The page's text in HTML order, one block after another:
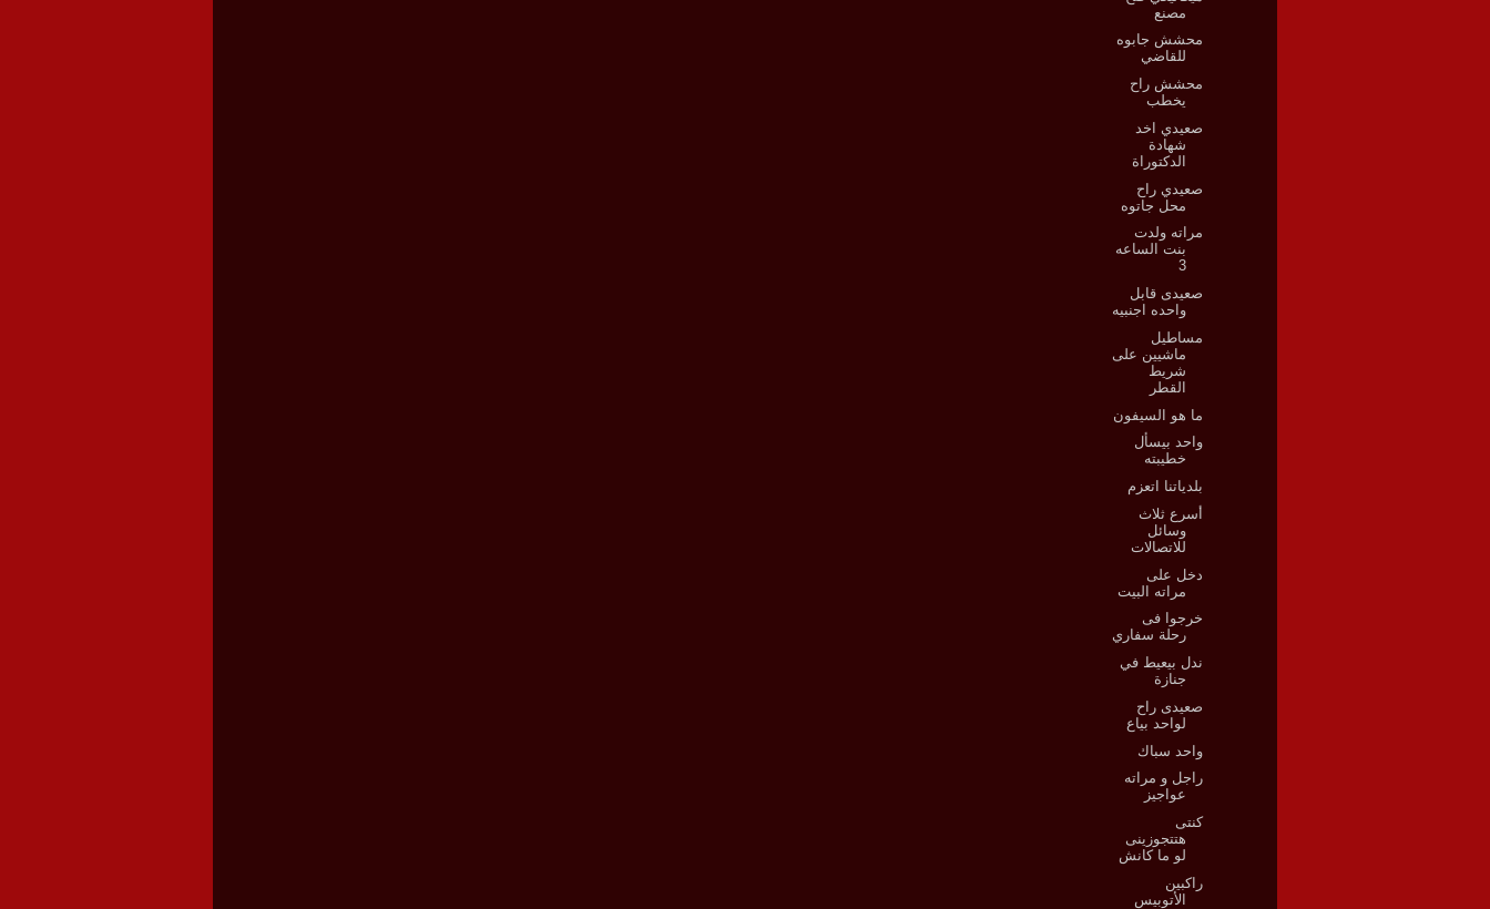
مصنع
محشش جابوه
للقاضي
محشش راح
يخطب
صعيدي اخد
شهادة
الدكتوراة
صعيدي راح
محل جاتوه
مراته ولدت
بنت الساعه
3
صعيدى قابل
واحده اجنبيه
مساطيل
ماشيين على
شريط
القطر
ما هو السيفون
واحد بيسأل
خطيبته
بلدياتنا اتعزم
أسرع ثلاث
وسائل
للاتصالات
دخل على
مراته البيت
خرجوا فى
رحلة سفاري
ندل بيعيط في
جنازة
صعيدى راح
لواحد بياع
واحد سباك
راجل و مراته
عواجيز
كنتى
هتتجوزينى
لو ما كانش
راكبين
الأتوبيس